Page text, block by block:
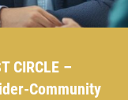
CIRCLE –
Community